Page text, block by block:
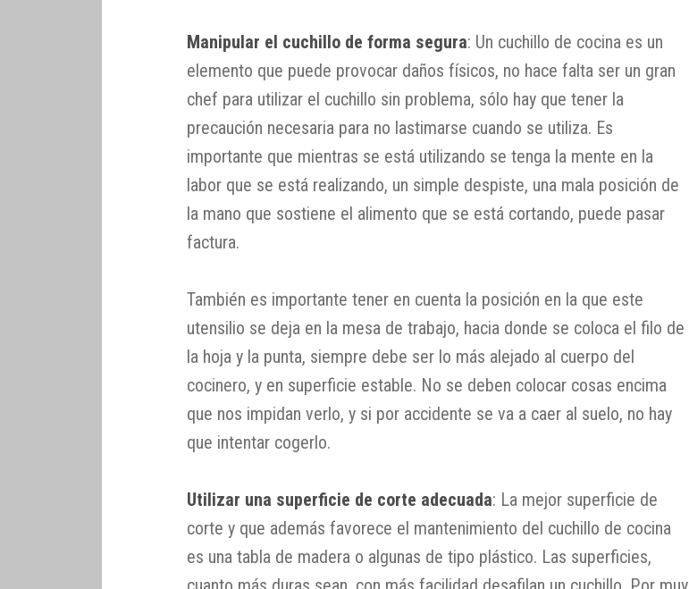
Manipular el cuchillo de forma segura: Un cuchillo de cocina es un
elemento que puede provocar daños físicos, no hace falta ser un gran
chef para utilizar el cuchillo sin problema, sólo hay que tener la
precaución necesaria para no lastimarse cuando se utiliza. Es
importante que mientras se está utilizando se tenga la mente en la
labor que se está realizando, un simple despiste, una mala posición de
la mano que sostiene el alimento que se está cortando, puede pasar
factura.
También es importante tener en cuenta la posición en la que este
utensilio se deja en la mesa de trabajo, hacia donde se coloca el filo de
la hoja y la punta, siempre debe ser lo más alejado al cuerpo del
cocinero, y en superficie estable. No se deben colocar cosas encima
que nos impidan verlo, y si por accidente se va a caer al suelo, no hay
que intentar cogerlo.
Utilizar una superficie de corte adecuada: La mejor superficie de
corte y que además favorece el mantenimiento del cuchillo de cocina
es una tabla de madera o algunas de tipo plástico. Las superficies,